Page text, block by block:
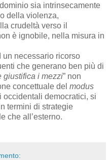
sia intrinsecamente
della violenza,
crudeltà verso il
è ignobile, nella misura in
un necessario ricorso
che generano ben più di
giustifica i mezzi” non
concettuale del modus
occidentali democratici, si
termini di strategie
che all’esterno.